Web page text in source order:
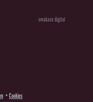
omakase digital
Cookies